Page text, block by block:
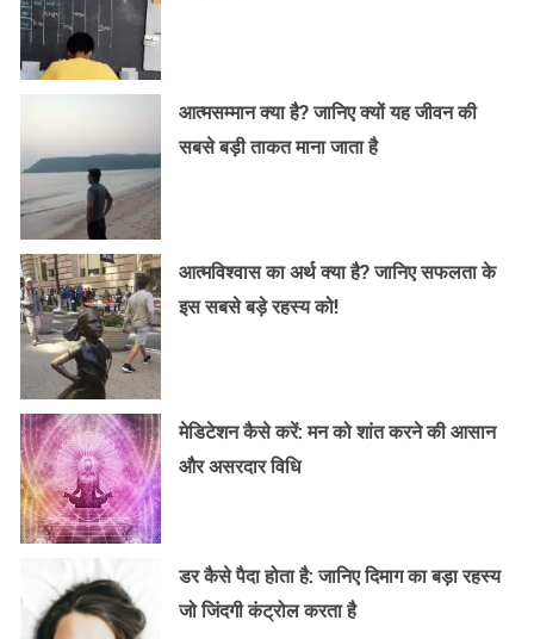
आत्मसम्मान क्या है? जानिए क्यों यह जीवन की
सबसे बड़ी ताकत माना जाता है
आत्मविश्वास का अर्थ क्या है? जानिए सफलता के
इस सबसे बड़े रहस्य को!
मेडिटेशन कैसे करें: मन को शांत करने की आसान
और असरदार विधि
डर कैसे पैदा होता है: जानिए दिमाग का बड़ा रहस्य
जो जिंदगी कंट्रोल करता है